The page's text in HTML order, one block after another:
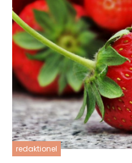
redaktionel